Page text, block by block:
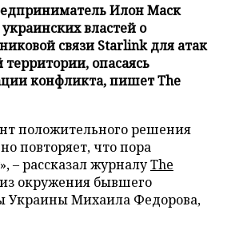
Илон Маск
властей о
связи Starlink для атак
территории, опасаясь
конфликта, пишет The
положительного решения
повторяет, что пора
– рассказал журналуThe
окружения бывшего
Украины Михаила Федорова,